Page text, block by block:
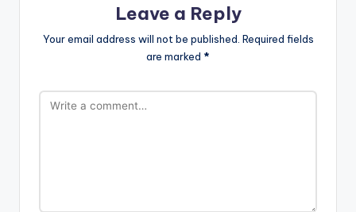
Leave a Reply
Your email address will not be published. Required fields
are marked *